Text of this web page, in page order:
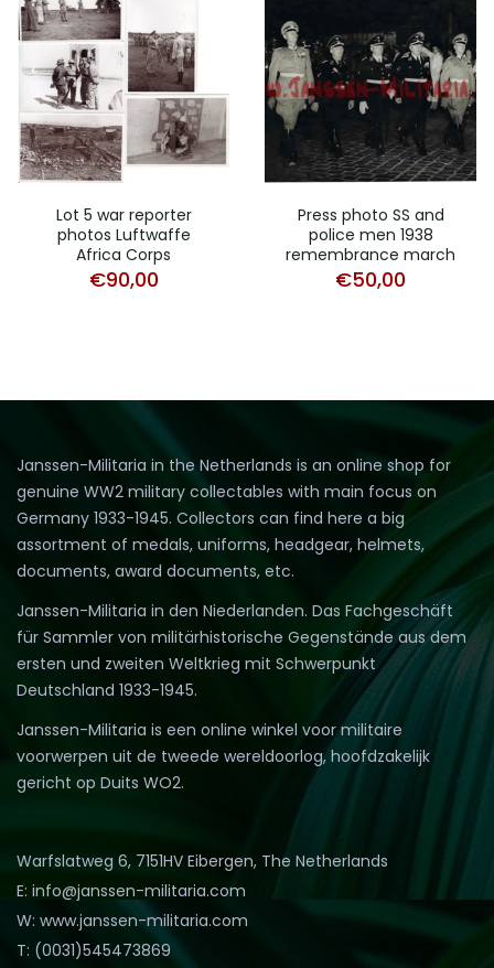
Lot 5 war reporter
photos Luftwaffe
Africa Corps
€90,00
Press photo SS and
police men 1938
remembrance march
€50,00
Janssen-Militaria in the Netherlands is an online shop for
genuine WW2 military collectables with main focus on
Germany 1933-1945. Collectors can find here a big
assortment of medals, uniforms, headgear, helmets,
documents, award documents, etc.
Janssen-Militaria in den Niederlanden. Das Fachgeschäft
für Sammler von militärhistorische Gegenstände aus dem
ersten und zweiten Weltkrieg mit Schwerpunkt
Deutschland 1933-1945.
Janssen-Militaria is een online winkel voor militaire
voorwerpen uit de tweede wereldoorlog, hoofdzakelijk
gericht op Duits WO2.
Warfslatweg 6, 7151HV Eibergen, The Netherlands
E: info@janssen-militaria.com
W: www.janssen-militaria.com
T: (0031)545473869